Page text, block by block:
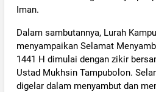
Iman.
Dalam sambutannya, Lurah
menyampaikan Selamat
1441 H dimulai dengan zikir
Ustad Mukhsin Tampubolon.
digelar dalam menyambut dan